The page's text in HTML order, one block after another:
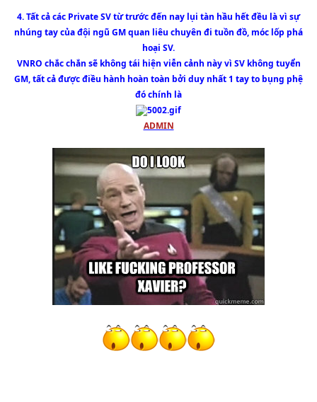
4. Tất cả các Private SV từ trước đến nay lụi tàn hầu hết đều là vì sự
nhúng tay của đội ngũ GM quan liêu chuyên đi tuồn đồ, móc lốp phá
hoại SV.
VNRO chắc chắn sẽ không tái hiện viễn cảnh này vì SV không tuyển
GM, tất cả được điều hành hoàn toàn bởi duy nhất 1 tay to bụng phệ
đó chính là
ADMIN